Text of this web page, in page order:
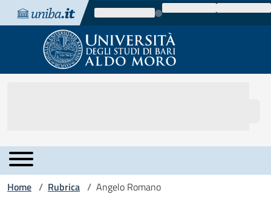
Vai al contenuto
Vai alla navigazione
Vai al footer
Home / Rubrica / Angelo Romano